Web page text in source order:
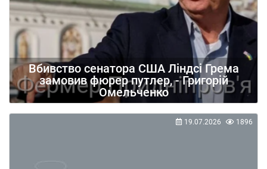
Вбивство сенатора США Ліндсі Грема
замовив фюрер путлер, - Григорій
Омельченко
19.07.2026 1896